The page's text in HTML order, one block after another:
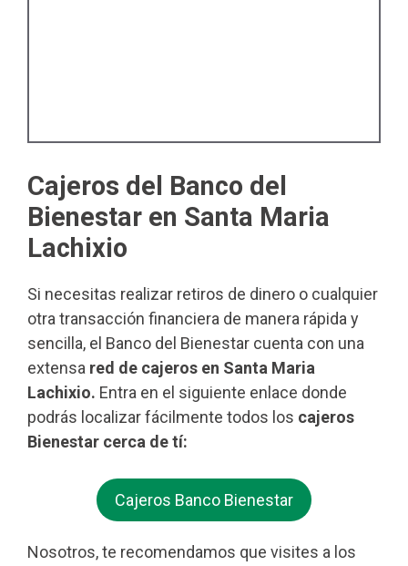
Cajeros del Banco del
Bienestar en Santa Maria
Lachixio
Si necesitas realizar retiros de dinero o cualquier
otra transacción financiera de manera rápida y
sencilla, el Banco del Bienestar cuenta con una
extensa red de cajeros en Santa Maria
Lachixio. Entra en el siguiente enlace donde
podrás localizar fácilmente todos los cajeros
Bienestar cerca de tí:
Cajeros Banco Bienestar
Nosotros, te recomendamos que visites a los